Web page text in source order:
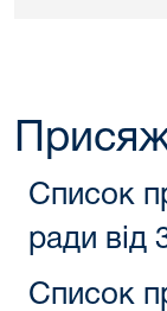
Список
ради від
Список